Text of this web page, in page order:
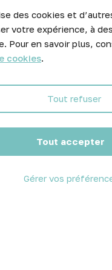
des cookies et
votre expérience, à
Pour en savoir plus,
cookies.
Tout accepter
Tout refuser
Gérer vos
Newsletter
opportunité ! Restez
prix et nouveaux
Abonnez-vous
© 2026 Atelier Piscine - Tous